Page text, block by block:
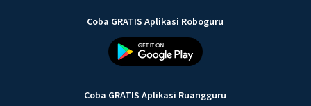
Coba GRATIS Aplikasi Roboguru
Coba GRATIS Aplikasi Ruangguru